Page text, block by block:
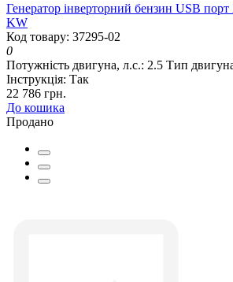
Генератор інверторний бензин USB
KW
Код товару: 37295-02
0
Потужність двигуна, л.с.: 2.5 Тип
Інструкція: Так
22 786 грн.
До кошика
Продано